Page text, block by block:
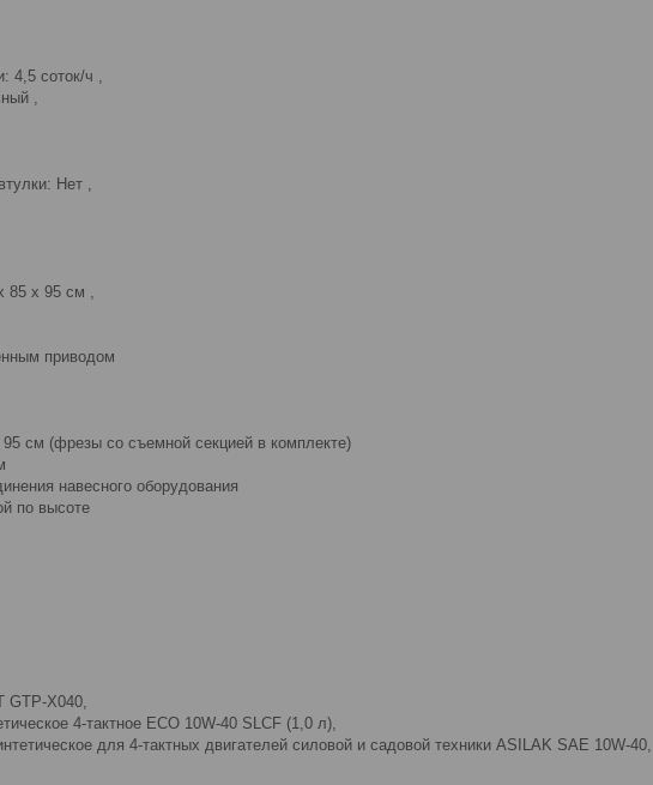
4,5 соток/ч ,
,
Нет ,
85 x 95 см ,
приводом
см (фрезы со съемной секцией в комплекте)
навесного оборудования
по высоте
GTP-X040,
4-тактное ECO 10W-40 SLCF (1,0 л),
для 4-тактных двигателей силовой и садовой техники ASILAK SAE 10W-40,